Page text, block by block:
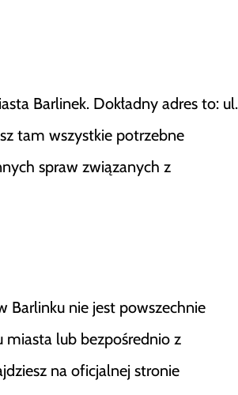
Barlinek. Dokładny adres to: ul.
tam wszystkie potrzebne
spraw związanych z
Barlinku nie jest powszechnie
miasta lub bezpośrednio z
na oficjalnej stronie